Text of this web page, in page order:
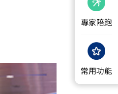
專家陪跑
常用功能